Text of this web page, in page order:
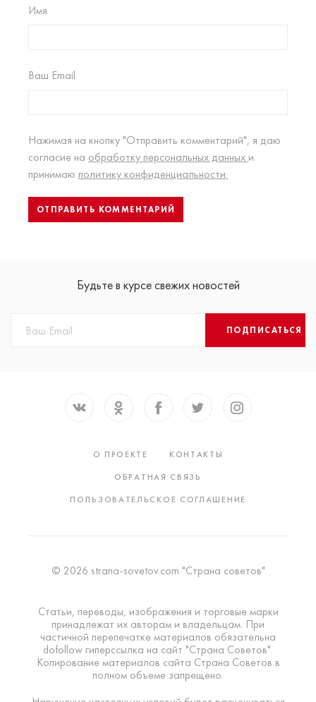
Имя
Ваш Email
Нажимая на кнопку "Отправить комментарий", я даю
согласие на обработку персональных данных и
принимаю политику конфиденциальности.
Будьте в курсе свежих новостей
ПОДПИСАТЬСЯ
О ПРОЕКТЕ
КОНТАКТЫ
ОБРАТНАЯ СВЯЗЬ
ПОЛЬЗОВАТЕЛЬСКОЕ СОГЛАШЕНИЕ
© 2026 strana-sovetov.com "Страна советов"
Статьи, переводы, изображения и торговые марки
принадлежат их авторам и владельцам. При
частичной перепечатке материалов обязательна
dofollow гиперссылка на сайт "Страна Советов".
Копирование материалов сайта Страна Советов в
полном объеме запрещено.